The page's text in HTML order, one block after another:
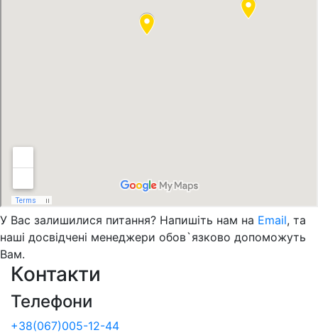
У Вас залишилися питання? Напишіть нам на Email, та
наші досвідчені менеджери обов`язково допоможуть
Вам.
Контакти
Телефони
+38(067)005-12-44